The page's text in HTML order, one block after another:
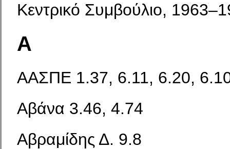
Κεντρικό Συμβούλιο,
Α
ΑΑΣΠΕ 1.37, 6.11, 6.20,
Αβάνα 3.46, 4.74
Αβραμίδης Δ. 9.8